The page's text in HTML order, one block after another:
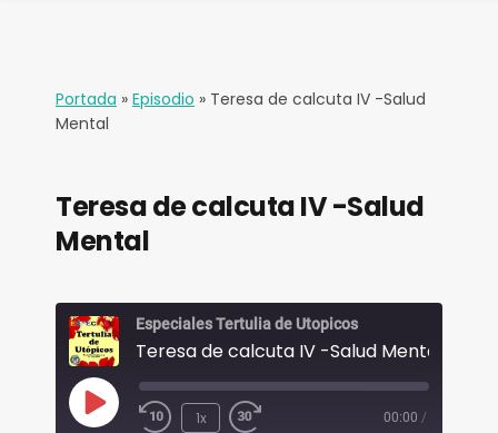
Portada » Episodio » Teresa de calcuta IV -Salud
Mental
Teresa de calcuta IV -Salud
Mental
Especiales Tertulia de Utopicos
Teresa de calcuta IV -Salud Mental
1x 00:00 /